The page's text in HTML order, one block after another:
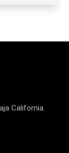
California.